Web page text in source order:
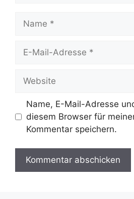
Mail-
Name, E-Mail-Adresse
diesem Browser für
Kommentar speichern.